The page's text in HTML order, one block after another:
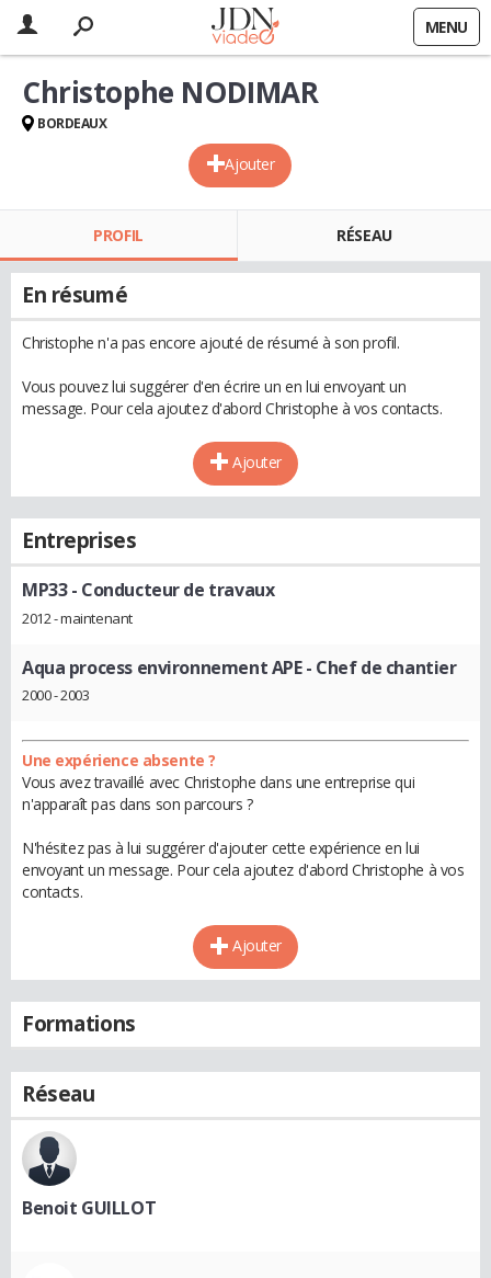
MENU
Ajouter
Christophe NODIMAR
BORDEAUX
PROFIL RÉSEAU
En résumé
Christophe n'a pas encore ajouté de résumé à son profil.
Vous pouvez lui suggérer d'en écrire un en lui envoyant un
message. Pour cela ajoutez d'abord Christophe à vos contacts.
Ajouter
Entreprises
MP33- Conducteur de travaux
2012 - maintenant
Aqua process environnement APE- Chef de chantier
2000 - 2003
Une expérience absente ?
Vous avez travaillé avec Christophe dans une entreprise qui
n'apparaît pas dans son parcours ?
N'hésitez pas à lui suggérer d'ajouter cette expérience en lui
envoyant un message. Pour cela ajoutez d'abord Christophe à vos
contacts.
Ajouter
Formations
Réseau
Benoit GUILLOT